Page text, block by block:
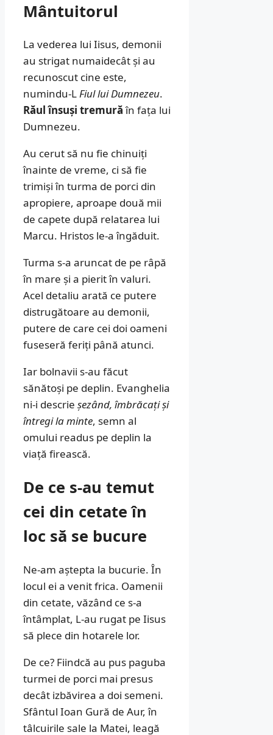
Mântuitorul
La vederea lui Iisus, demonii
au strigat numaidecât și au
recunoscut cine este,
numindu-LFiul lui Dumnezeu.
Răul însuși tremurăîn fața lui
Dumnezeu.
Au cerut să nu fie chinuiți
înainte de vreme, ci să fie
trimiși în turma de porci din
apropiere, aproape două mii
de capete după relatarea lui
Marcu. Hristos le-a îngăduit.
Turma s-a aruncat de pe râpă
în mare și a pierit în valuri.
Acel detaliu arată ce putere
distrugătoare au demonii,
putere de care cei doi oameni
fuseseră feriți până atunci.
Iar bolnavii s-au făcut
sănătoși pe deplin. Evanghelia
ni-i descrie șezând, îmbrăcați și
întregi la minte, semn al
omului readus pe deplin la
viață firească.
De ce s-au temut
cei din cetate în
loc să se bucure
Ne-am aștepta la bucurie. În
locul ei a venit frica. Oamenii
din cetate, văzând ce s-a
întâmplat, L-au rugat pe Iisus
să plece din hotarele lor.
De ce? Fiindcă au pus paguba
turmei de porci mai presus
decât izbăvirea a doi semeni.
Sfântul Ioan Gură de Aur, în
tâlcuirile sale la Matei, leagă